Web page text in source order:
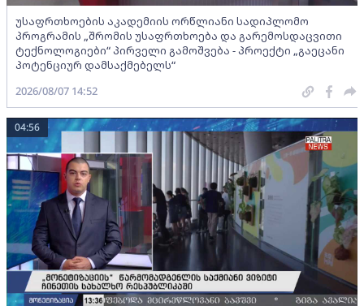
უსაფრთხოების აკადემიის ორწლიანი სადიპლომო
პროგრამის „შრომის უსაფრთხოება და გარემოსდაცვითი
ტექნოლოგიები“ პირველი გამოშვება - პროექტი „გაეცანი
პოტენციურ დამსაქმებელს“
2026/08/07 14:52
04:56